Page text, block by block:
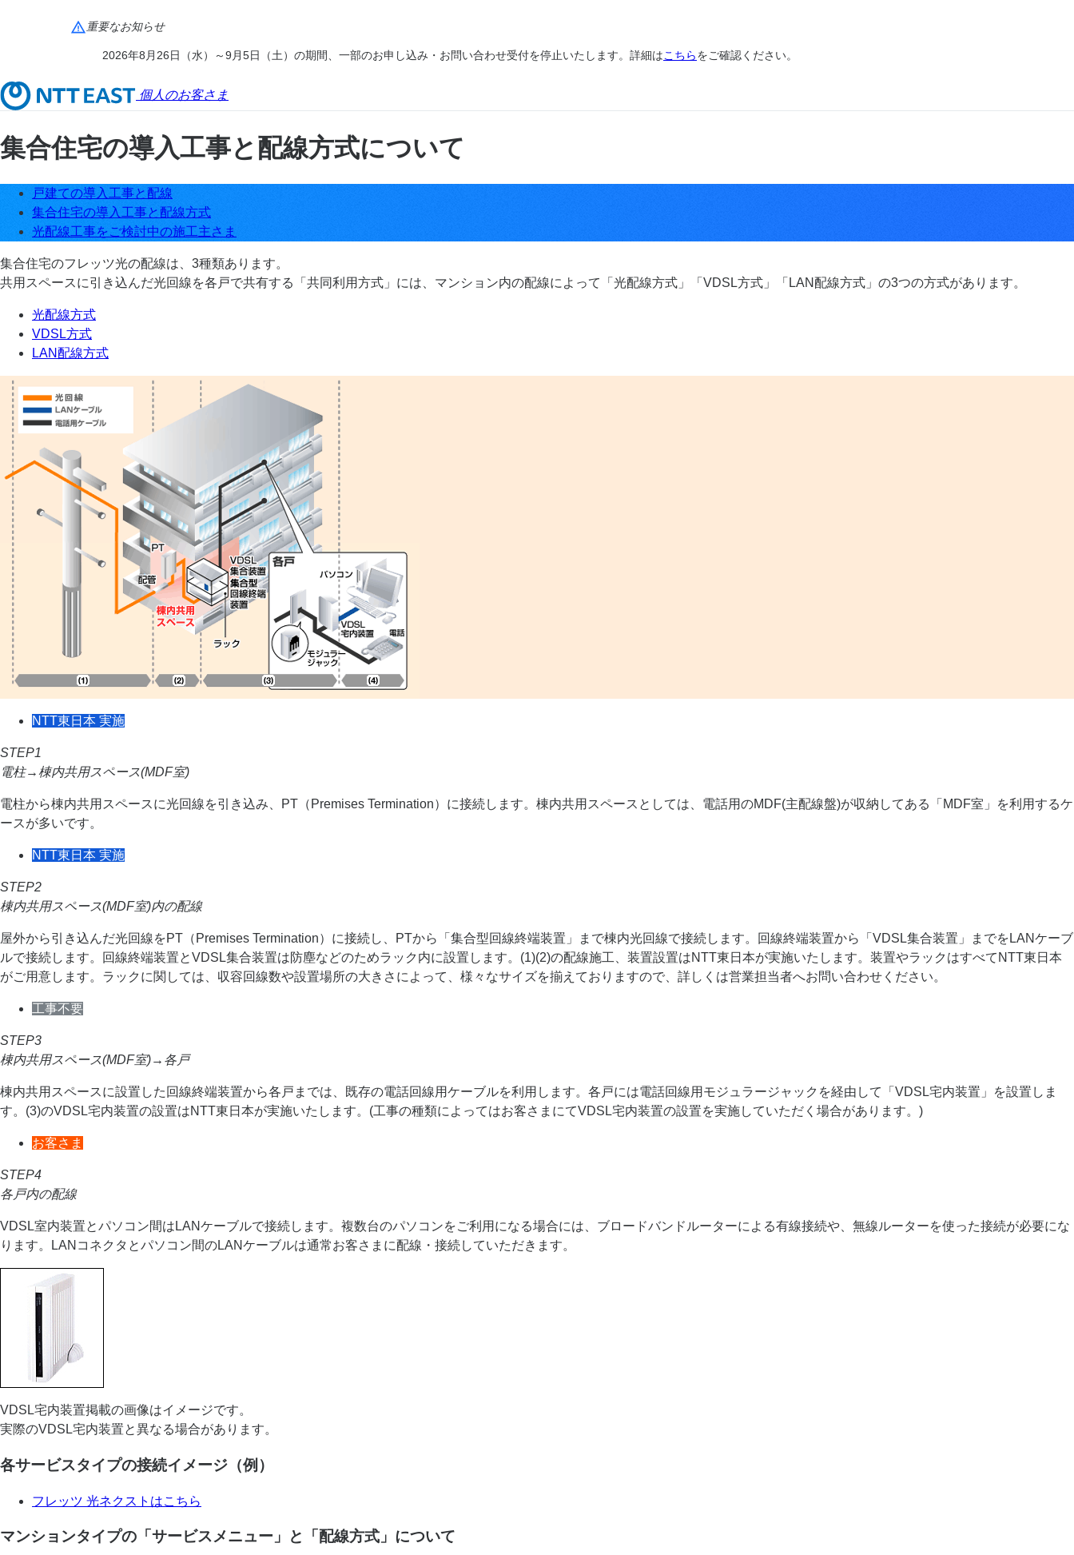
重要なお知らせ
2026年8月26日（水）～9月5日（土）の期間、一部のお申し込み・お問い合わせ受付を停止いたします。詳細はこちらをご確認ください。
個人のお客さま
集合住宅の導入工事と配線方式について
戸建ての導入工事と配線
集合住宅の導入工事と配線方式
光配線工事をご検討中の施工主さま
集合住宅のフレッツ光の配線は、3種類あります。
共用スペースに引き込んだ光回線を各戸で共有する「共同利用方式」には、マンション内の配線によって「光配線方式」「VDSL方式」「LAN配線方式」の3つの方式があります。
光配線方式
VDSL方式
LAN配線方式
NTT東日本 実施
STEP1
電柱→棟内共用スペース(MDF室)
電柱から棟内共用スペースに光回線を引き込み、PT（Premises Termination）に接続します。棟内共用スペースとしては、電話用のMDF(主配線盤)が収納してある「MDF室」を利用するケ
ースが多いです。
NTT東日本 実施
STEP2
棟内共用スペース(MDF室)内の配線
屋外から引き込んだ光回線をPT（Premises Termination）に接続し、PTから「集合型回線終端装置」まで棟内光回線で接続します。回線終端装置から「VDSL集合装置」までをLANケーブ
ルで接続します。回線終端装置とVDSL集合装置は防塵などのためラック内に設置します。(1)(2)の配線施工、装置設置はNTT東日本が実施いたします。装置やラックはすべてNTT東日本
がご用意します。ラックに関しては、収容回線数や設置場所の大きさによって、様々なサイズを揃えておりますので、詳しくは営業担当者へお問い合わせください。
工事不要
STEP3
棟内共用スペース(MDF室)→各戸
棟内共用スペースに設置した回線終端装置から各戸までは、既存の電話回線用ケーブルを利用します。各戸には電話回線用モジュラージャックを経由して「VDSL宅内装置」を設置しま
す。(3)のVDSL宅内装置の設置はNTT東日本が実施いたします。(工事の種類によってはお客さまにてVDSL宅内装置の設置を実施していただく場合があります。)
お客さま
STEP4
各戸内の配線
VDSL室内装置とパソコン間はLANケーブルで接続します。複数台のパソコンをご利用になる場合には、ブロードバンドルーターによる有線接続や、無線ルーターを使った接続が必要にな
ります。LANコネクタとパソコン間のLANケーブルは通常お客さまに配線・接続していただきます。
VDSL宅内装置掲載の画像はイメージです。
実際のVDSL宅内装置と異なる場合があります。
各サービスタイプの接続イメージ（例）
フレッツ 光ネクストはこちら
マンションタイプの「サービスメニュー」と「配線方式」について